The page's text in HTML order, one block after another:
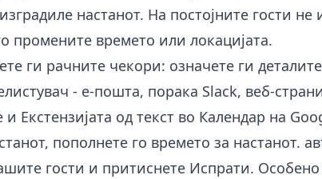
настанот. На постојните гости
промените времето или локацијата.
ги рачните чекори: означете ги
- е-пошта, порака Slack, веб-
и Екстензијата од текст во Календар на
пополнете го времето за настанот.
гости и притиснете Испрати.